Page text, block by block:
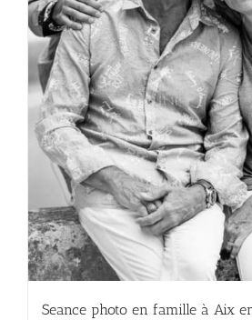
Seance photo en famille à Aix